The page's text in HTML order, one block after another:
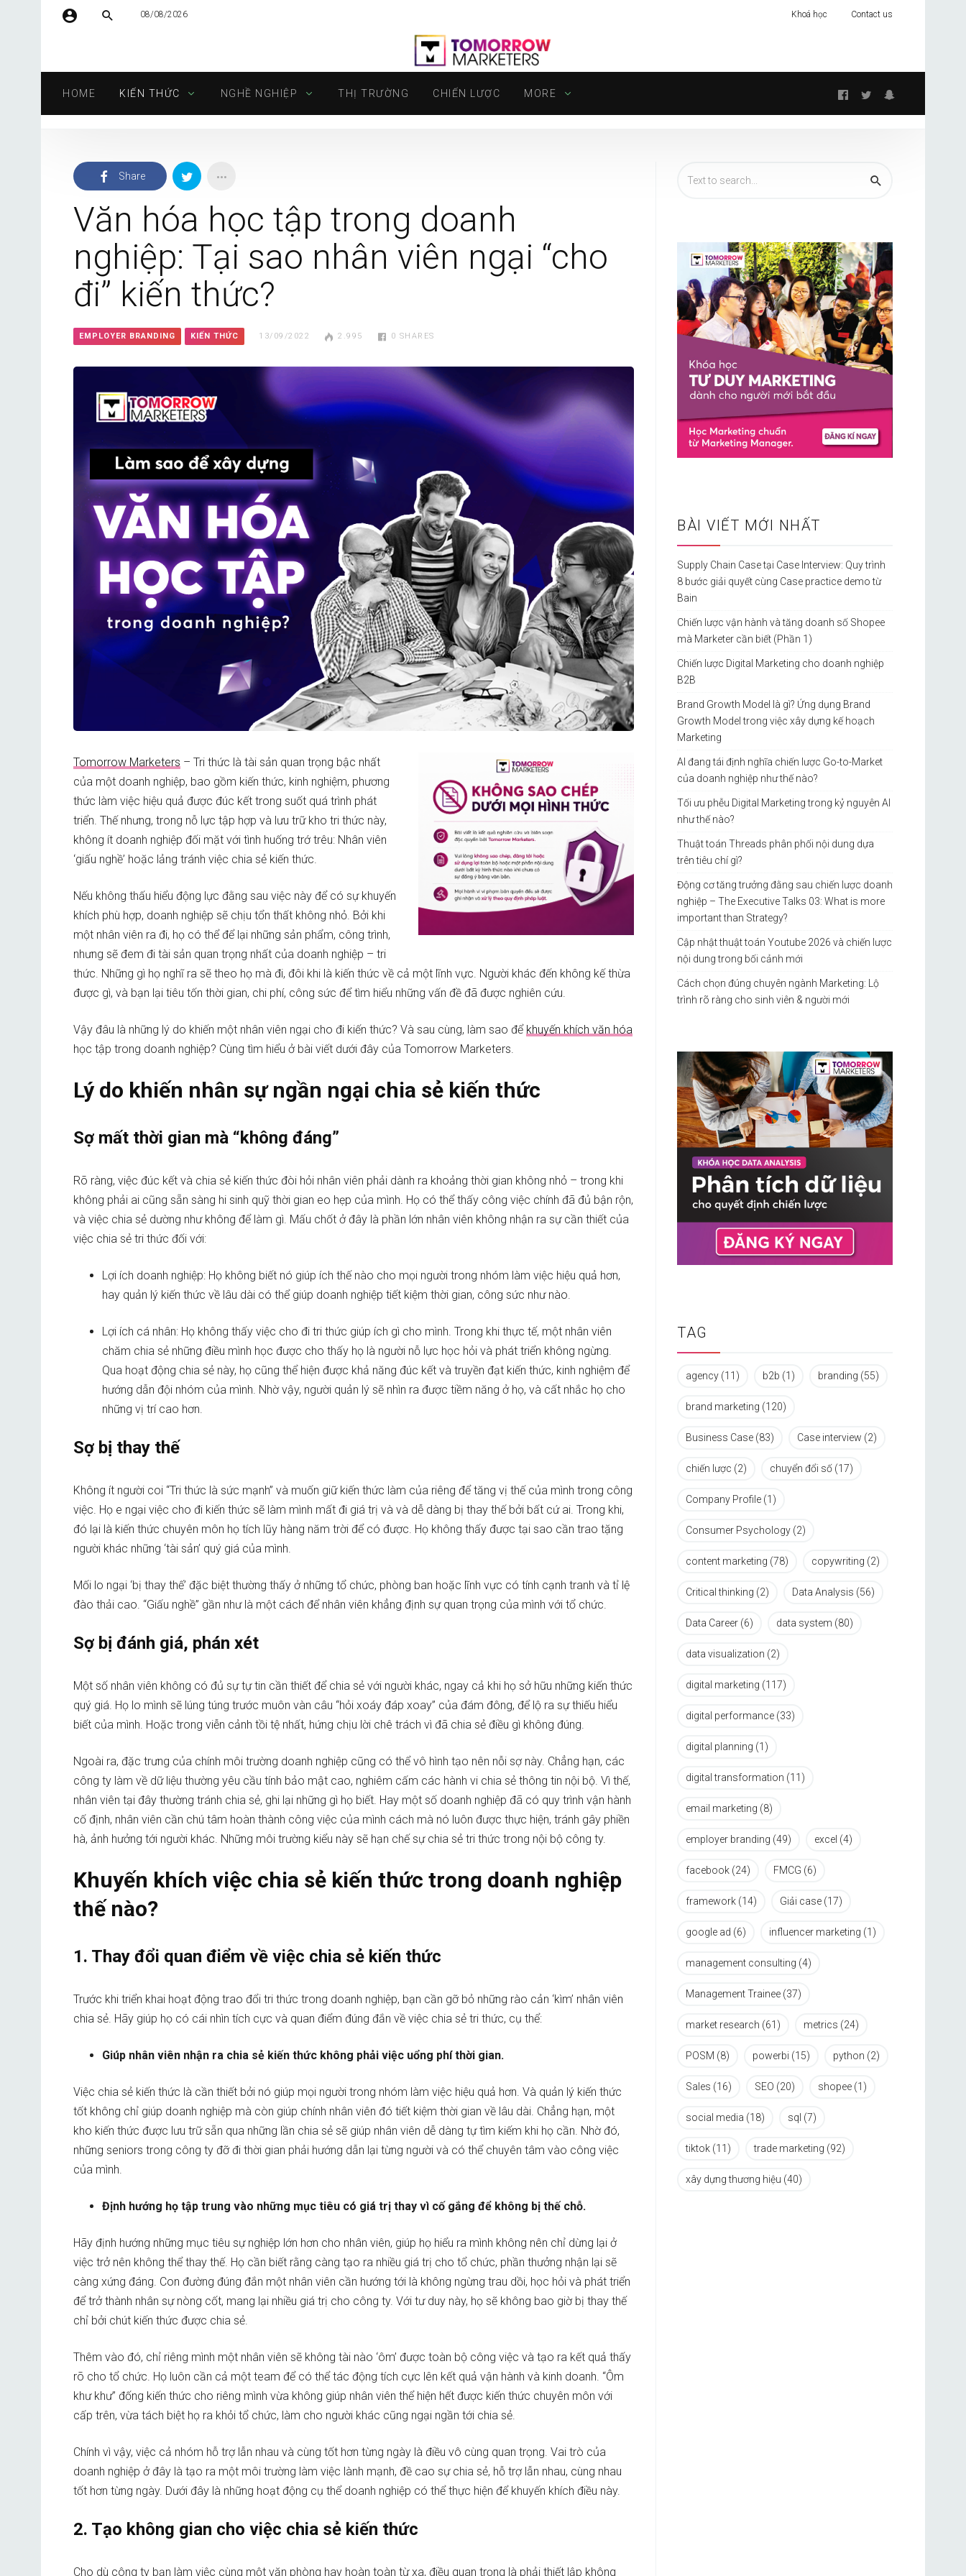
Mật khẩu
Tự động đăng nhập
08/08/2026 Khoá học Contact us
HOME KIẾN THỨC NGHỀ NGHIỆP THỊ TRƯỜNG CHIẾN LƯỢC MORE Follow
Share
Văn hóa học tập trong doanh
nghiệp: Tại sao nhân viên ngại “cho
đi” kiến thức?
EMPLOYER BRANDING KIẾN THỨC 13/09/2022 2.995 0 SHARES
Tomorrow Marketers – Tri thức là tài sản quan trọng bậc nhất
của một doanh nghiệp, bao gồm kiến thức, kinh nghiệm, phương
thức làm việc hiệu quả được đúc kết trong suốt quá trình phát
triển. Thế nhưng, trong nỗ lực tập hợp và lưu trữ kho tri thức này,
không ít doanh nghiệp đối mặt với tình huống trớ trêu: Nhân viên
‘giấu nghề’ hoặc lảng tránh việc chia sẻ kiến thức.
Nếu không thấu hiểu động lực đằng sau việc này để có sự khuyến
khích phù hợp, doanh nghiệp sẽ chịu tổn thất không nhỏ. Bởi khi
một nhân viên ra đi, họ có thể để lại những sản phẩm, công trình,
nhưng sẽ đem đi tài sản quan trọng nhất của doanh nghiệp – tri
thức. Những gì họ nghĩ ra sẽ theo họ mà đi, đôi khi là kiến thức về cả một lĩnh vực. Người khác đến không kế thừa
được gì, và bạn lại tiêu tốn thời gian, chi phí, công sức để tìm hiểu những vấn đề đã được nghiên cứu.
Vậy đâu là những lý do khiến một nhân viên ngại cho đi kiến thức? Và sau cùng, làm sao để khuyến khích văn hóa
học tập trong doanh nghiệp? Cùng tìm hiểu ở bài viết dưới đây của Tomorrow Marketers.
Lý do khiến nhân sự ngần ngại chia sẻ kiến thức
Sợ mất thời gian mà “không đáng”
Rõ ràng, việc đúc kết và chia sẻ kiến thức đòi hỏi nhân viên phải dành ra khoảng thời gian không nhỏ – trong khi
không phải ai cũng sẵn sàng hi sinh quỹ thời gian eo hẹp của mình. Họ có thể thấy công việc chính đã đủ bận rộn,
và việc chia sẻ dường như không để làm gì. Mấu chốt ở đây là phần lớn nhân viên không nhận ra sự cần thiết của
việc chia sẻ tri thức đối với:
Lợi ích doanh nghiệp: Họ không biết nó giúp ích thế nào cho mọi người trong nhóm làm việc hiệu quả hơn,
hay quản lý kiến ​​thức về lâu dài có thể giúp doanh nghiệp tiết kiệm thời gian, công sức như nào.
Lợi ích cá nhân: Họ không thấy việc cho đi tri thức giúp ích gì cho mình. Trong khi thực tế, một nhân viên
chăm chia sẻ những điều mình học được cho thấy họ là người nỗ lực học hỏi và phát triển không ngừng.
Qua hoạt động chia sẻ này, họ cũng thể hiện được khả năng đúc kết và truyền đạt kiến thức, kinh nghiệm để
hướng dẫn đội nhóm của mình. Nhờ vậy, người quản lý sẽ nhìn ra được tiềm năng ở họ, và cất nhắc họ cho
những vị trí cao hơn.
Sợ bị thay thế
Không ít người coi “Tri thức là sức mạnh” và muốn giữ kiến thức làm của riêng để tăng vị thế của mình trong công
việc. Họ e ngại việc cho đi kiến thức sẽ làm mình mất đi giá trị và và dễ dàng bị thay thế bởi bất cứ ai. Trong khi,
đó lại là kiến thức chuyên môn họ tích lũy hàng năm trời để có được. Họ không thấy được tại sao cần trao tặng
người khác những ‘tài sản’ quý giá của mình.
Mối lo ngại ‘bị thay thế’ đặc biệt thường thấy ở những tổ chức, phòng ban hoặc lĩnh vực có tính cạnh tranh và tỉ lệ
đào thải cao. “Giấu nghề” gần như là một cách để nhân viên khẳng định sự quan trọng của mình với tổ chức.
Sợ bị đánh giá, phán xét
Một số nhân viên không có đủ sự tự tin cần thiết để chia sẻ với người khác, ngay cả khi họ sở hữu những kiến ​​thức
quý giá. Họ lo mình sẽ lúng túng trước muôn vàn câu “hỏi xoáy đáp xoay” của đám đông, để lộ ra sự thiếu hiểu
biết của mình. Hoặc trong viễn cảnh tồi tệ nhất, hứng chịu lời chê trách vì đã chia sẻ điều gì không đúng.
Ngoài ra, đặc trưng của chính môi trường doanh nghiệp cũng có thể vô hình tạo nên nỗi sợ này. Chẳng hạn, các
công ty làm về dữ liệu thường yêu cầu tính bảo mật cao, nghiêm cấm các hành vi chia sẻ thông tin nội bộ. Vì thế,
nhân viên tại đây thường tránh chia sẻ, ghi lại những gì họ biết. Hay một số doanh nghiệp đã có quy trình vận hành
cố định, nhân viên cần chú tâm hoàn thành công việc của mình cách mà nó luôn được thực hiện, tránh gây phiền
hà, ảnh hưởng tới người khác. Những môi trường kiểu này sẽ hạn chế sự chia sẻ tri thức trong nội bộ công ty.
Khuyến khích việc chia sẻ kiến thức trong doanh nghiệp
thế nào?
1. Thay đổi quan điểm về việc chia sẻ kiến thức
Trước khi triển khai hoạt động trao đổi tri thức trong doanh nghiệp, bạn cần gỡ bỏ những rào cản ‘kìm’ nhân viên
chia sẻ. Hãy giúp họ có cái nhìn tích cực và quan điểm đúng đắn về việc chia sẻ tri thức, cụ thể:
Giúp nhân viên nhận ra chia sẻ kiến thức không phải việc uổng phí thời gian.
Việc chia sẻ kiến thức là cần thiết bởi nó giúp mọi người trong nhóm làm việc hiệu quả hơn. Và quản lý kiến ​​thức
tốt không chỉ giúp doanh nghiệp mà còn giúp chính nhân viên đó tiết kiệm thời gian về lâu dài. Chẳng hạn, một
kho kiến thức được lưu trữ sẵn qua những lần chia sẻ sẽ giúp nhân viên dễ dàng tự tìm kiếm khi họ cần. Nhờ đó,
những seniors trong công ty đỡ đi thời gian phải hướng dẫn lại từng người và có thể chuyên tâm vào công việc
của mình.
Định hướng họ tập trung vào những mục tiêu có giá trị thay vì cố gắng để không bị thế chỗ.
Hãy định hướng những mục tiêu sự nghiệp lớn hơn cho nhân viên, giúp họ hiểu ra mình không nên chỉ dừng lại ở
việc trở nên không thể thay thế. Họ cần biết rằng càng tạo ra nhiều giá trị cho tổ chức, phần thưởng nhận lại sẽ
càng xứng đáng. Con đường đúng đắn một nhân viên cần hướng tới là không ngừng trau dồi, học hỏi và phát triển
để trở thành nhân sự nòng cốt, mang lại nhiều giá trị cho công ty. Với tư duy này, họ sẽ không bao giờ bị thay thế
chỉ bởi chút kiến thức được chia sẻ.
Thêm vào đó, chỉ riêng mình một nhân viên sẽ không tài nào ‘ôm’ được toàn bộ công việc và tạo ra kết quả thấy
rõ cho tổ chức. Họ luôn cần cả một team để có thể tác động tích cực lên kết quả vận hành và kinh doanh. “Ôm
khư khư” đống kiến thức cho riêng mình vừa không giúp nhân viên thể hiện hết được kiến thức chuyên môn với
cấp trên, vừa tách biệt họ ra khỏi tổ chức, làm cho người khác cũng ngại ngần tới chia sẻ.
Chính vì vậy, việc cả nhóm hỗ trợ lẫn nhau và cùng tốt hơn từng ngày là điều vô cùng quan trọng. Vai trò của
doanh nghiệp ở đây là tạo ra một môi trường làm việc lành mạnh, đề cao sự chia sẻ, hỗ trợ lẫn nhau, cùng nhau
tốt hơn từng ngày. Dưới đây là những hoạt động cụ thể doanh nghiệp có thể thực hiện để khuyến khích điều này.
2. Tạo không gian cho việc chia sẻ kiến thức
Cho dù công ty bạn làm việc cùng một văn phòng hay hoàn toàn từ xa, điều quan trọng là phải thiết lập không
BÀI VIẾT MỚI NHẤT
Supply Chain Case tại Case Interview: Quy trình
8 bước giải quyết cùng Case practice demo từ
Bain
Chiến lược vận hành và tăng doanh số Shopee
mà Marketer cần biết (Phần 1)
Chiến lược Digital Marketing cho doanh nghiệp
B2B
Brand Growth Model là gì? Ứng dụng Brand
Growth Model trong việc xây dựng kế hoạch
Marketing
AI đang tái định nghĩa chiến lược Go-to-Market
của doanh nghiệp như thế nào?
Tối ưu phễu Digital Marketing trong kỷ nguyên AI
như thế nào?
Thuật toán Threads phân phối nội dung dựa
trên tiêu chí gì?
Động cơ tăng trưởng đằng sau chiến lược doanh
nghiệp – The Executive Talks 03: What is more
important than Strategy?
Cập nhật thuật toán Youtube 2026 và chiến lược
nội dung trong bối cảnh mới
Cách chọn đúng chuyên ngành Marketing: Lộ
trình rõ ràng cho sinh viên & người mới
TAG
agency (11) b2b (1) branding (55)
brand marketing (120)
Business Case (83) Case interview (2)
chiến lược (2) chuyển đổi số (17)
Company Profile (1)
Consumer Psychology (2)
content marketing (78) copywriting (2)
Critical thinking (2) Data Analysis (56)
Data Career (6) data system (80)
data visualization (2)
digital marketing (117)
digital performance (33)
digital planning (1)
digital transformation (11)
email marketing (8)
employer branding (49) excel (4)
facebook (24) FMCG (6)
framework (14) Giải case (17)
google ad (6) influencer marketing (1)
management consulting (4)
Management Trainee (37)
market research (61) metrics (24)
POSM (8) powerbi (15) python (2)
Sales (16) SEO (20) shopee (1)
social media (18) sql (7)
tiktok (11) trade marketing (92)
xây dựng thương hiệu (40)